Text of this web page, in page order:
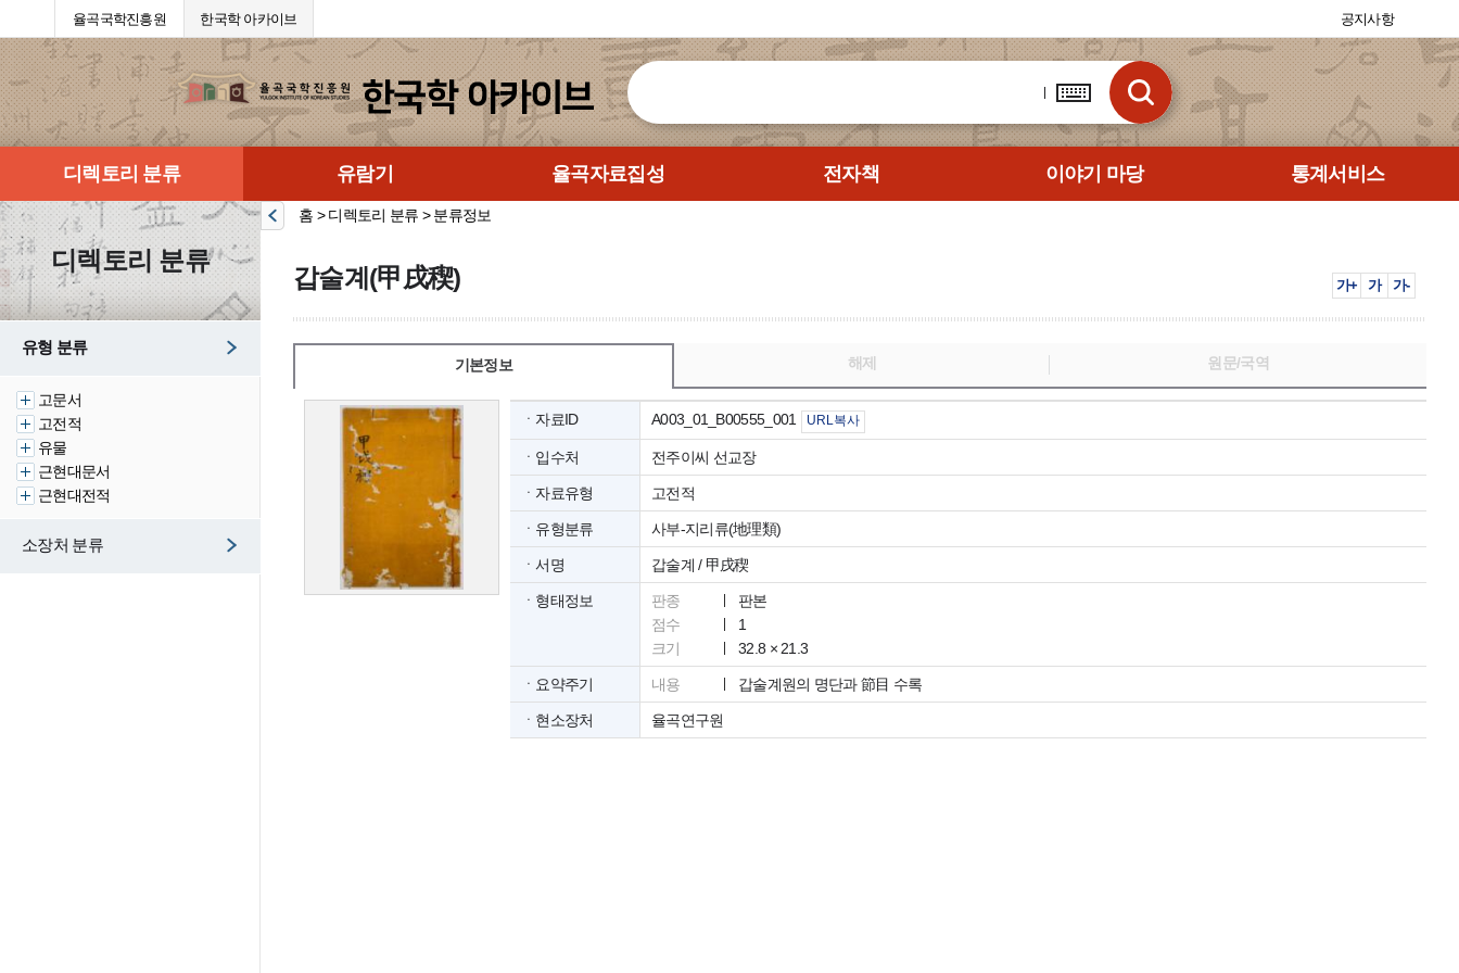
율곡국학진흥원 한국학 아카이브 공지사항
디렉토리 분류 유람기 율곡자료집성 전자책 이야기 마당 통계서비스
디렉토리 분류
유형 분류
고문서
고전적
유물
근현대문서
근현대전적
소장처 분류
홈 > 디렉토리 분류 > 분류정보
갑술계(甲戌稧) 가+ 가 가-
기본정보 해제 원문/국역
ㆍ자료ID A003_01_B00555_001 URL복사
ㆍ입수처 전주이씨 선교장
ㆍ자료유형 고전적
ㆍ유형분류 사부-지리류(地理類)
ㆍ서명 갑술계 / 甲戌稧
ㆍ형태정보 판종
판본
점수
1
크기
32.8 × 21.3
ㆍ요약주기 내용 갑술계원의 명단과 節目 수록
ㆍ현소장처 율곡연구원